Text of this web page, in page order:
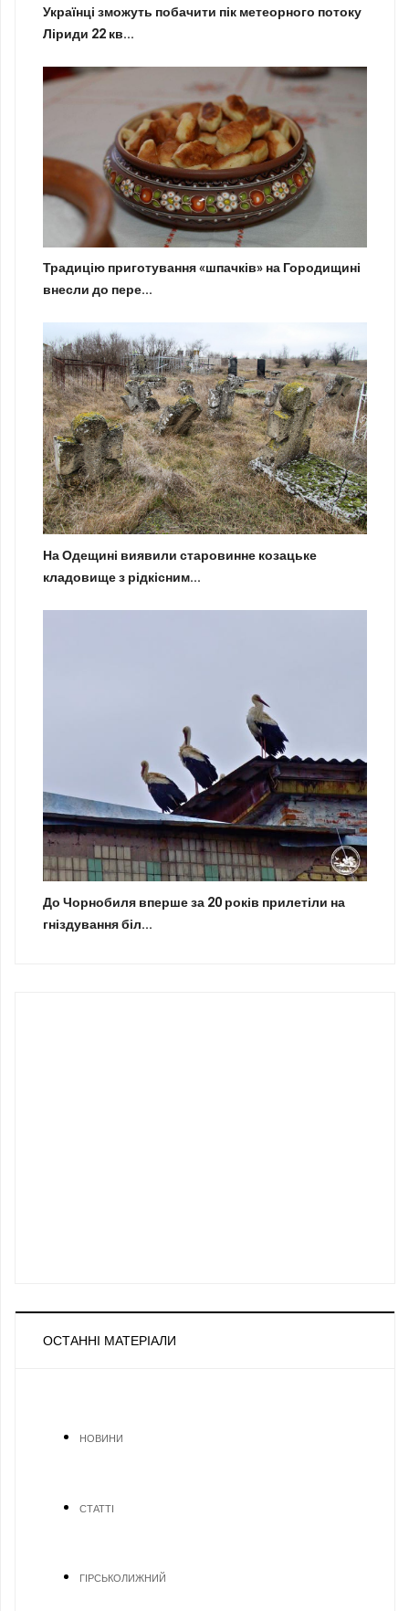
Українці зможуть побачити пік метеорного потоку
Ліриди 22 кв...
Традицію приготування «шпачків» на Городищині
внесли до пере...
На Одещині виявили старовинне козацьке
кладовище з рідкісним...
До Чорнобиля вперше за 20 років прилетіли на
гніздування біл...
ОСТАННІ МАТЕРІАЛИ
НОВИНИ
СТАТТІ
ГІРСЬКОЛИЖНИЙ